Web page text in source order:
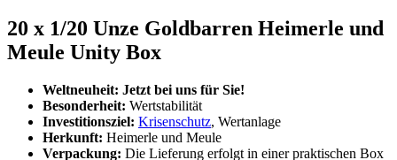
20 x 1/20 Unze Goldbarren Heimerle und
Meule Unity Box
Weltneuheit: Jetzt bei uns für Sie!
Besonderheit: Wertstabilität
Investitionsziel: Krisenschutz, Wertanlage
Herkunft: Heimerle und Meule
Verpackung: Die Lieferung erfolgt in einer praktischen Box